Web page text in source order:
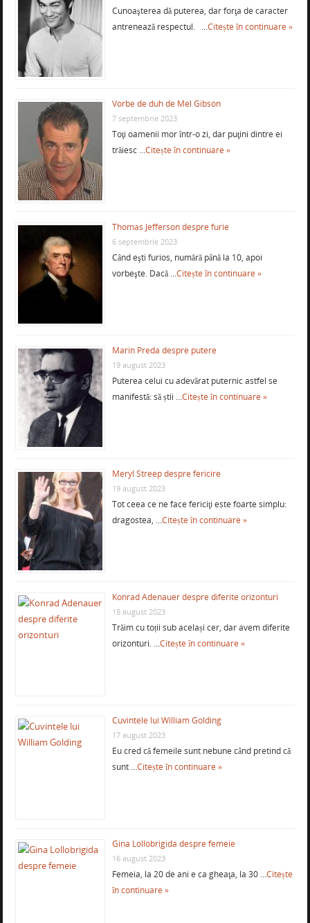
Cunoaşterea dă puterea, dar forţa de caracter
antrenează respectul. …Citește în continuare »
Vorbe de duh de Mel Gibson
7 septembrie 2023
Toţi oamenii mor într-o zi, dar puţini dintre ei
trăiesc …Citește în continuare »
Thomas Jefferson despre furie
6 septembrie 2023
Când eşti furios, numără până la 10, apoi
vorbeşte. Dacă …Citește în continuare »
Marin Preda despre putere
19 august 2023
Puterea celui cu adevărat puternic astfel se
manifestă: să știi …Citește în continuare »
Meryl Streep despre fericire
19 august 2023
Tot ceea ce ne face fericiţi este foarte simplu:
dragostea, …Citește în continuare »
Konrad Adenauer despre diferite orizonturi
18 august 2023
Trăim cu toții sub același cer, dar avem diferite
orizonturi. …Citește în continuare »
Cuvintele lui William Golding
17 august 2023
Eu cred că femeile sunt nebune când pretind că
sunt …Citește în continuare »
Gina Lollobrigida despre femeie
16 august 2023
Femeia, la 20 de ani e ca gheaţa, la 30 …Citește
în continuare »